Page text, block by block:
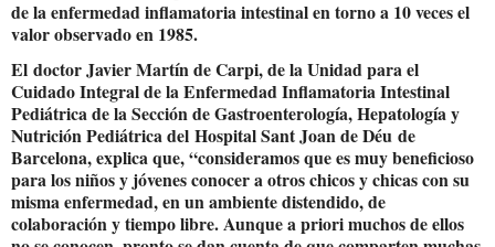
de la enfermedad inflamatoria intestinal en torno a 10 veces el
valor observado en 1985.
El doctor Javier Martín de Carpi, de la Unidad para el
Cuidado Integral de la Enfermedad Inflamatoria Intestinal
Pediátrica de la Sección de Gastroenterología, Hepatología y
Nutrición Pediátrica del Hospital Sant Joan de Déu de
Barcelona, explica que, “consideramos que es muy beneficioso
para los niños y jóvenes conocer a otros chicos y chicas con su
misma enfermedad, en un ambiente distendido, de
colaboración y tiempo libre. Aunque a priori muchos de ellos